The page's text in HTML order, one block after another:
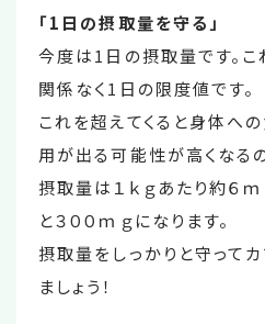
「1日の摂取量を守る」
今度は1日の摂取量です。
関係なく1日の限度値です。
これを超えてくると身体へ
用が出る可能性が高くなる
摂取量は１ｋｇあたり約６ｍ
と３００ｍｇになります。
摂取量をしっかりと守って
ましょう！